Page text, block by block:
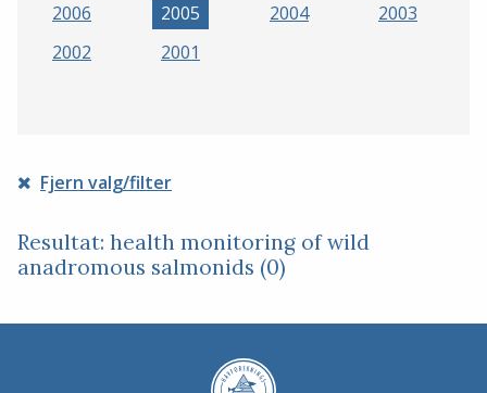
2006
2005 2004
2003
2002
2001
Fjern valg/filter
Resultat: health monitoring of wild
anadromous salmonids (0)